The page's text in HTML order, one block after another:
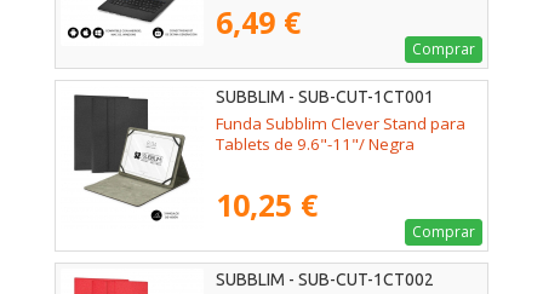
6,49 €
Comprar
SUBBLIM - SUB-CUT-1CT001
Funda Subblim Clever Stand para
Tablets de 9.6"-11"/ Negra
10,25 €
Comprar
SUBBLIM - SUB-CUT-1CT002